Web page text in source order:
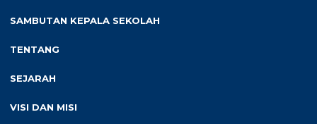
SAMBUTAN KEPALA SEKOLAH
TENTANG
SEJARAH
VISI DAN MISI
Arsip Penulis